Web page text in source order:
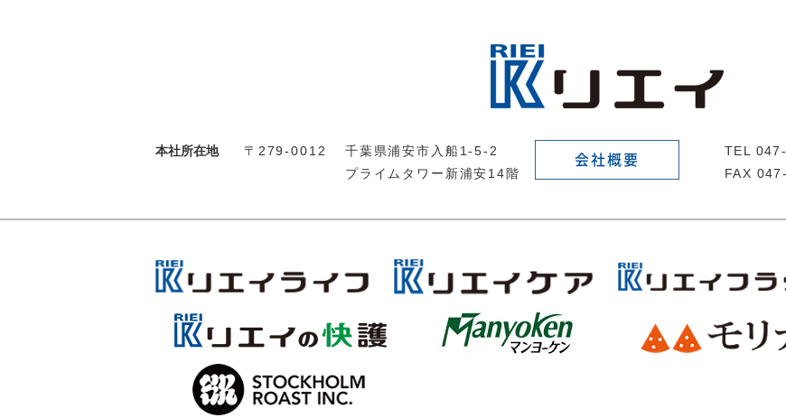
本社所在地 〒279-0012
千葉県浦安市入船1-5-2
プライムタワー新浦安14階
会社概要
TEL
FAX